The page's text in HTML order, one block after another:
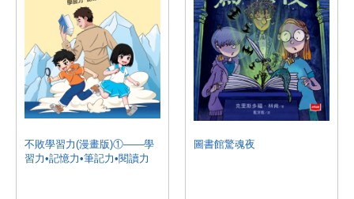
不敗學習力(漫畫版)①——學
習力•記憶力•筆記力•閱讀力
圖書館驚魂夜